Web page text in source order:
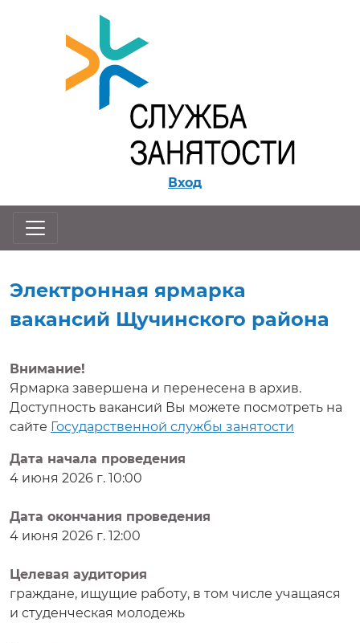
Вход
Электронная ярмарка
вакансий Щучинского района
Внимание!
Ярмарка завершена и перенесена в архив.
Доступность вакансий Вы можете посмотреть на
сайте Государственной службы занятости
Дата начала проведения
4 июня 2026 г. 10:00
Дата окончания проведения
4 июня 2026 г. 12:00
Целевая аудитория
граждане, ищущие работу, в том числе учащаяся
и студенческая молодежь